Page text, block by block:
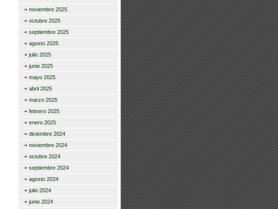
noviembre 2025
octubre 2025
septiembre 2025
agosto 2025
julio 2025
junio 2025
mayo 2025
abril 2025
marzo 2025
febrero 2025
enero 2025
diciembre 2024
noviembre 2024
octubre 2024
septiembre 2024
agosto 2024
julio 2024
junio 2024